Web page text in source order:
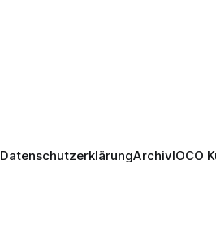
DatenschutzerklärungArchivIOCO